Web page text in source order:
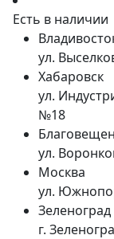
Есть в наличии
ул.
Хабаровск
ул.
№18
ул.
Москва
ул.
Зеленоград
г.